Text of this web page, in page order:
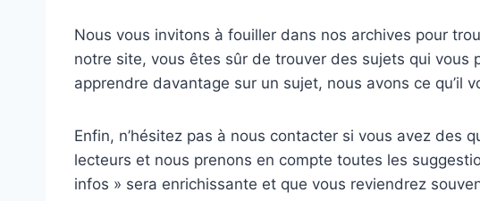
Nous vous invitons à fouiller dans nos archives pour
notre site, vous êtes sûr de trouver des sujets qui vous
apprendre davantage sur un sujet, nous avons ce qu’il
Enfin, n’hésitez pas à nous contacter si vous avez des
lecteurs et nous prenons en compte toutes les
infos » sera enrichissante et que vous reviendrez